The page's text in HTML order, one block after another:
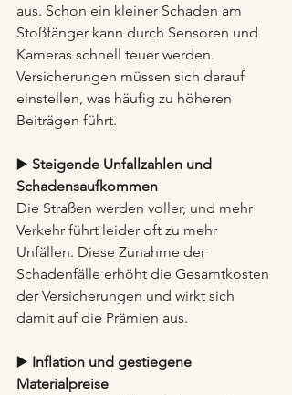
aus. Schon ein kleiner Schaden am
Stoßfänger kann durch Sensoren und
Kameras schnell teuer werden.
Versicherungen müssen sich darauf
einstellen, was häufig zu höheren
Beiträgen führt.
▶️ Steigende Unfallzahlen und
Schadensaufkommen
Die Straßen werden voller, und mehr
Verkehr führt leider oft zu mehr
Unfällen. Diese Zunahme der
Schadenfälle erhöht die Gesamtkosten
der Versicherungen und wirkt sich
damit auf die Prämien aus.
▶️ Inflation und gestiegene
Materialpreise